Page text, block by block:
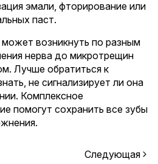
эмали, фторирование или
паст.
возникнуть по разным
нерва до микротрещин
Лучше обратиться к
не сигнализирует ли она
Комплексное
помогут сохранить все зубы
Следующая